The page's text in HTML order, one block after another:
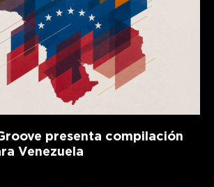
presenta compilación
Venezuela